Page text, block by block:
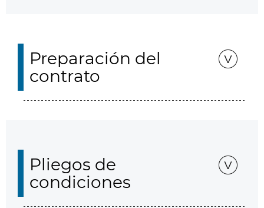
Preparación del
contrato
Pliegos de
condiciones